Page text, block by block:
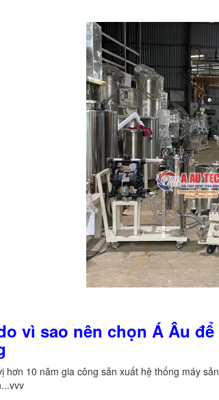
vì sao nên chọn Á Âu
hơn 10 năm gia công sản xuất hệ thống máy